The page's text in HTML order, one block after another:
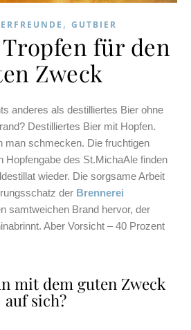
, GUTBIER
für den
Zweck
anderes als destilliertes Bier ohne
Destilliertes Bier mit Hopfen.
man schmecken. Die fruchtigen
Hopfengabe des St.MichaAle finden
wieder. Die sorgsame Arbeit
der Brennerei
samtweichen Brand hervor, der
Aber Vorsicht – 40 Prozent
mit dem guten Zweck
auf sich?